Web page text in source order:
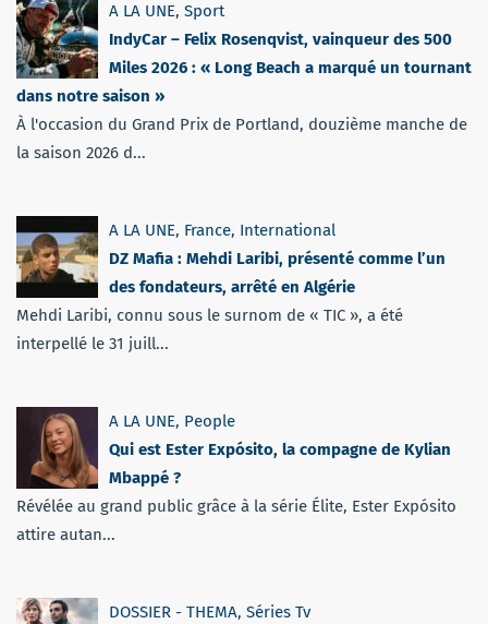
A LA UNE, Sport
IndyCar – Felix Rosenqvist, vainqueur des 500
Miles 2026 : « Long Beach a marqué un tournant
dans notre saison »
À l'occasion du Grand Prix de Portland, douzième manche de
la saison 2026 d...
A LA UNE, France, International
DZ Mafia : Mehdi Laribi, présenté comme l’un
des fondateurs, arrêté en Algérie
Mehdi Laribi, connu sous le surnom de « TIC », a été
interpellé le 31 juill...
A LA UNE, People
Qui est Ester Expósito, la compagne de Kylian
Mbappé ?
Révélée au grand public grâce à la série Élite, Ester Expósito
attire autan...
DOSSIER - THEMA, Séries Tv